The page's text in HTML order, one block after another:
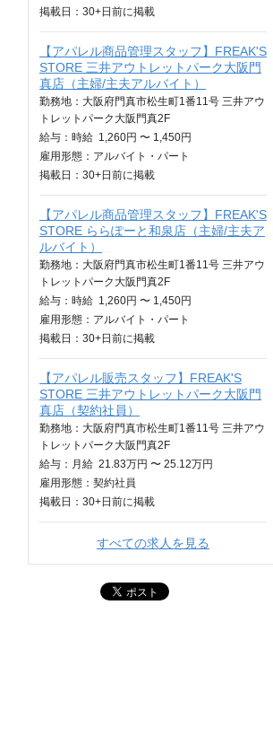
掲載日： 30+日 前に掲載
【アパレル商品管理スタッフ】FREAK'S
STORE 三井アウトレットパーク大阪門
真店（主婦/主夫アルバイト）
勤務地：大阪府門真市松生町1番11号 三井アウ
トレットパーク大阪門真2F
給与： 時給 1,260円 〜 1,450円
雇用形態：アルバイト・パート
掲載日： 30+日 前に掲載
【アパレル商品管理スタッフ】FREAK'S
STORE ららぽーと和泉店（主婦/主夫ア
ルバイト）
勤務地：大阪府門真市松生町1番11号 三井アウ
トレットパーク大阪門真2F
給与： 時給 1,260円 〜 1,450円
雇用形態：アルバイト・パート
掲載日： 30+日 前に掲載
【アパレル販売スタッフ】FREAK'S
STORE 三井アウトレットパーク大阪門
真店（契約社員）
勤務地：大阪府門真市松生町1番11号 三井アウ
トレットパーク大阪門真2F
給与： 月給 21.83万円 〜 25.12万円
雇用形態：契約社員
掲載日： 30+日 前に掲載
すべての求人を見る